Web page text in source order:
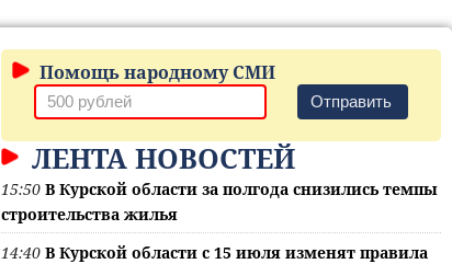
Помощь народному СМИ
Отправить
ЛЕНТА НОВОСТЕЙ
15:50 В Курской области за полгода снизились темпы
строительства жилья
14:40 В Курской области с 15 июля изменят правила